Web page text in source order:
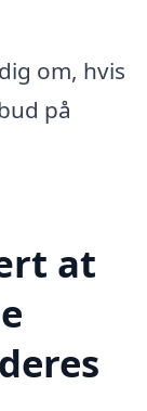
om, hvis
på
at